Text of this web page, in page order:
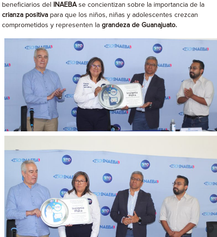
beneficiarios del
INAEBAse concientizan sobre la importancia de la
crianza positiva para que los niños, niñas y adolescentes crezcan
comprometidos y representen lagrandeza de Guanajuato.